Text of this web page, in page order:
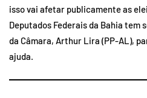
isso vai afetar publicamente as
Deputados Federais da Bahia tem
da Câmara, Arthur Lira (PP-AL),
ajuda.